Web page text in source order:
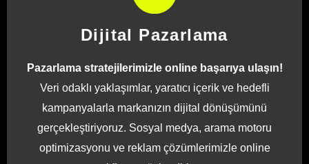
Dijital Pazarlama
Pazarlama stratejilerimizle online başarıya ulaşın!
Veri odaklı yaklaşımlar, yaratıcı içerik ve hedefli
kampanyalarla markanızın dijital dönüşümünü
gerçekleştiriyoruz. Sosyal medya, arama motoru
optimizasyonu ve reklam çözümlerimizle online